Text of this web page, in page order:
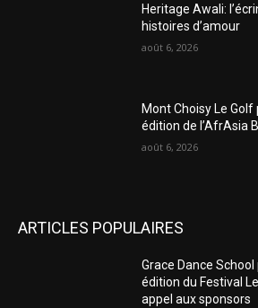
Heritage Awali:
histoires d’amour
août 6, 2026
Mont Choisy Le
édition de l’AfrAsia
août 6, 2026
ARTICLES POPULAIRES
Grace Dance
édition du Festival
appel aux sponsors